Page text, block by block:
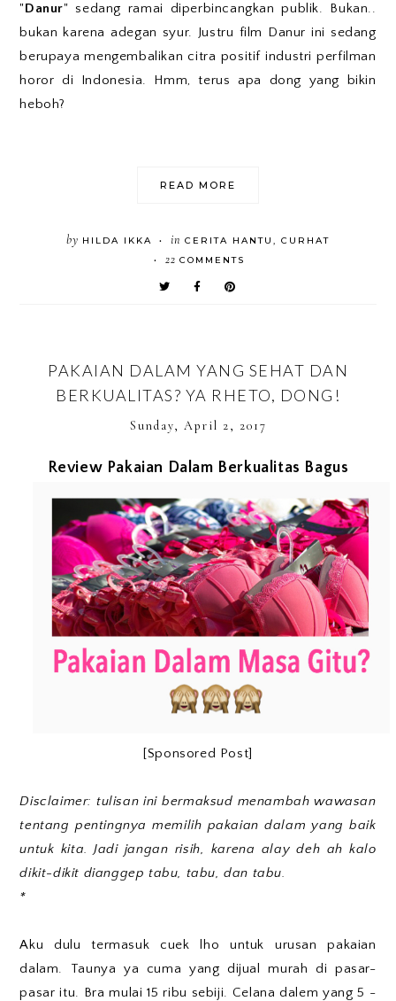
"Danur" sedang ramai diperbincangkan publik. Bukan..
bukan karena adegan syur. Justru film Danur ini sedang
berupaya mengembalikan citra positif industri perfilman
horor di Indonesia. Hmm, terus apa dong yang bikin
heboh?
READ MORE
by HILDA IKKA • in CERITA HANTU , CURHAT
• 22 COMMENTS
PAKAIAN DALAM YANG SEHAT DAN
BERKUALITAS? YA RHETO, DONG!
Sunday, April 2, 2017
Review Pakaian Dalam Berkualitas Bagus
[Sponsored Post]
Disclaimer: tulisan ini bermaksud menambah wawasan
tentang pentingnya memilih pakaian dalam yang baik
untuk kita. Jadi jangan risih, karena alay deh ah kalo
dikit-dikit dianggep tabu, tabu, dan tabu.
*
Aku dulu termasuk cuek lho untuk urusan pakaian
dalam. Taunya ya cuma yang dijual murah di pasar-
pasar itu. Bra mulai 15 ribu sebiji. Celana dalem yang 5 -